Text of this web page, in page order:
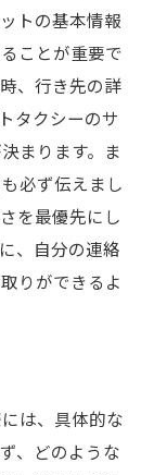
トの基本情報
ことが重要で
、行き先の詳
タクシーのサ
まります。ま
必ず伝えまし
を最優先にし
、自分の連絡
りができるよ
は、具体的な
、どのような